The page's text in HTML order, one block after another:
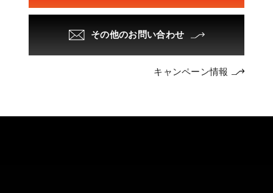
その他のお問い合わせ
キャンペーン情報